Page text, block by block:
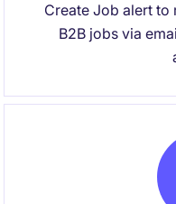
Create Job alert to
B2B jobs via